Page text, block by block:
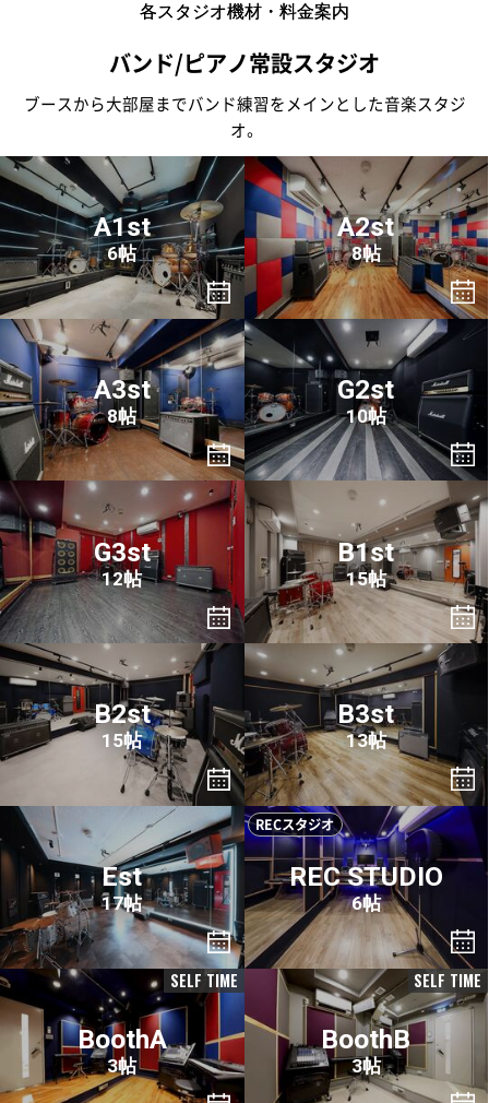
各スタジオ機材・料金案内
バンド/ピアノ常設スタジオ
ブースから大部屋までバンド練習をメインとした音楽スタジ
オ。
A1st
6帖
A2st
8帖
A3st
8帖
G2st
10帖
G3st
12帖
B1st
15帖
B2st
15帖
B3st
13帖
Est
17帖
RECスタジオ
REC STUDIO
6帖
SELF TIME
BoothA
3帖
SELF TIME
BoothB
3帖